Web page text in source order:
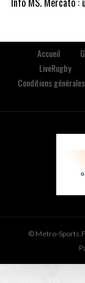
Accueil
LiveRugby
Conditions
© Metro-